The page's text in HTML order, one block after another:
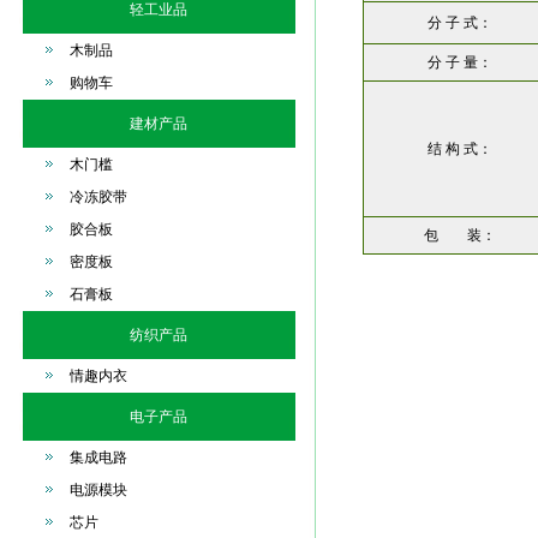
轻工业品
木制品
购物车
建材产品
木门槛
冷冻胶带
胶合板
密度板
石膏板
纺织产品
情趣内衣
电子产品
集成电路
电源模块
芯片
分 子 式：
分 子 量：
结 构 式：
包 装：